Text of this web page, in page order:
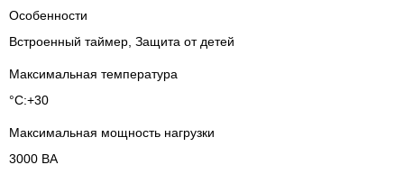
Особенности
Встроенный таймер, Защита от детей
Максимальная температура
°C:+30
Максимальная мощность нагрузки
3000 ВА